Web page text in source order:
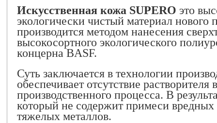
Искусственная кожа SUPERO это
экологически чистый материал нового
производится методом нанесения
высокосортного экологического
концерна BASF.
Суть заключается в технологии
обеспечивает отсутствие растворителя
производственного процесса. В
который не содержит примеси
тяжелых металлов.